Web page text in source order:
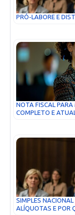
PRÓ-LABORE E
NOTA FISCAL PARA
COMPLETO E
SIMPLES
ALÍQUOTAS E POR